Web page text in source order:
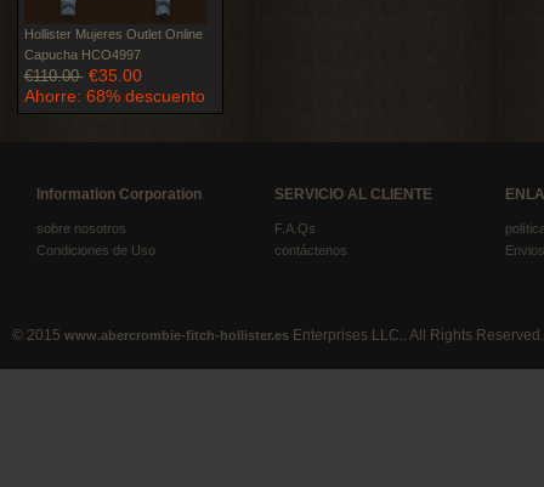
Hollister Mujeres Outlet Online
Capucha HCO4997
€110.00 €35.00
Ahorre: 68% descuento
Information Corporation
sobre nosotros
Condiciones de Uso
SERVICIO AL CLIENTE
F.A.Qs
contáctenos
© 2015 www.abercrombie-fitch-hollister.es Enterprises LLC.. All Rights Reserved.